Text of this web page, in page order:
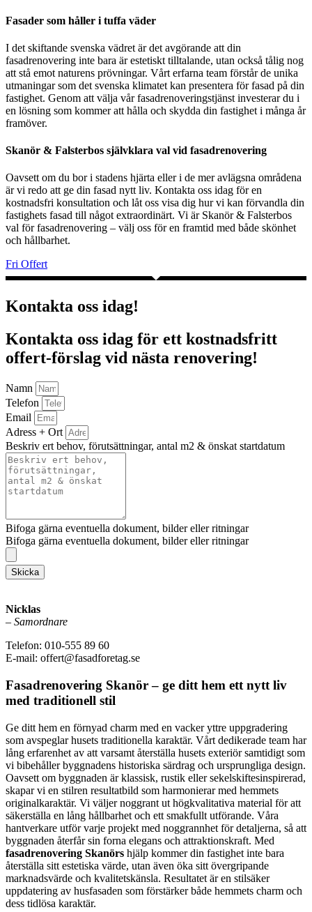
Fasader som håller i tuffa väder
I det skiftande svenska vädret är det avgörande att din
fasadrenovering inte bara är estetiskt tilltalande, utan också tålig nog
att stå emot naturens prövningar. Vårt erfarna team förstår de unika
utmaningar som det svenska klimatet kan presentera för fasad på din
fastighet. Genom att välja vår fasadrenoveringstjänst investerar du i
en lösning som kommer att hålla och skydda din fastighet i många år
framöver.
Skanör & Falsterbos självklara val vid fasadrenovering
Oavsett om du bor i stadens hjärta eller i de mer avlägsna områdena
är vi redo att ge din fasad nytt liv. Kontakta oss idag för en
kostnadsfri konsultation och låt oss visa dig hur vi kan förvandla din
fastighets fasad till något extraordinärt. Vi är Skanör & Falsterbos
val för fasadrenovering – välj oss för en framtid med både skönhet
och hållbarhet.
Fri Offert
Kontakta oss idag!
Kontakta oss idag för ett kostnadsfritt
offert-förslag vid nästa renovering!
Namn
Telefon
Email
Adress + Ort
Beskriv ert behov, förutsättningar, antal m2 & önskat startdatum
Bifoga gärna eventuella dokument, bilder eller ritningar
Bifoga gärna eventuella dokument, bilder eller ritningar
Skicka
Nicklas
– Samordnare
Telefon: 010-555 89 60
E-mail: offert@fasadforetag.se
Fasadrenovering Skanör – ge ditt hem ett nytt liv
med traditionell stil
Ge ditt hem en förnyad charm med en vacker yttre uppgradering
som avspeglar husets traditionella karaktär. Vårt dedikerade team har
lång erfarenhet av att varsamt återställa husets exteriör samtidigt som
vi bibehåller byggnadens historiska särdrag och ursprungliga design.
Oavsett om byggnaden är klassisk, rustik eller sekelskiftesinspirerad,
skapar vi en stilren resultatbild som harmonierar med hemmets
originalkaraktär. Vi väljer noggrant ut högkvalitativa material för att
säkerställa en lång hållbarhet och ett smakfullt utförande. Våra
hantverkare utför varje projekt med noggrannhet för detaljerna, så att
byggnaden återfår sin forna elegans och attraktionskraft. Med
fasadrenovering Skanörs hjälp kommer din fastighet inte bara
återställa sitt estetiska värde, utan även öka sitt övergripande
marknadsvärde och kvalitetskänsla. Resultatet är en stilsäker
uppdatering av husfasaden som förstärker både hemmets charm och
dess tidlösa karaktär.